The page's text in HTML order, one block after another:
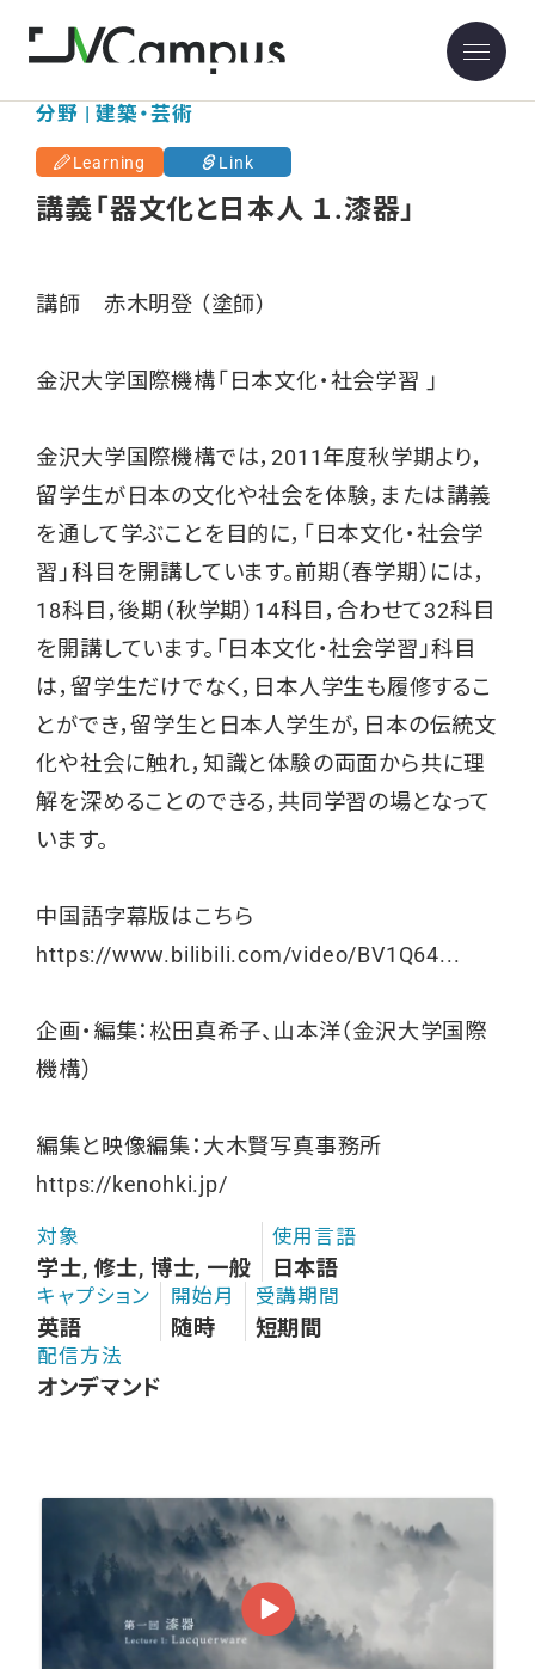
分野 | 建築・芸術
Learning Link
講義「器文化と日本人 １.漆器」
講師 赤木明登 （塗師）
金沢大学国際機構「日本文化・社会学習 」
金沢大学国際機構では，2011年度秋学期より，
留学生が日本の文化や社会を体験，または講義
を通して学ぶことを目的に，「日本文化・社会学
習」科目を開講しています。前期（春学期）には，
18科目，後期（秋学期）14科目，合わせて32科目
を開講しています。「日本文化・社会学習」科目
は，留学生だけでなく，日本人学生も履修するこ
とができ，留学生と日本人学生が，日本の伝統文
化や社会に触れ，知識と体験の両面から共に理
解を深めることのできる，共同学習の場となって
います。
中国語字幕版はこちら
https://www.bilibili.com/video/BV1Q64...
企画・編集：松田真希子、山本洋（金沢大学国際
機構）
編集と映像編集：大木賢写真事務所
https://kenohki.jp/
対象
学士, 修士, 博士, 一般
使用言語
日本語
キャプション
英語
開始月
随時
受講期間
短期間
配信方法
オンデマンド